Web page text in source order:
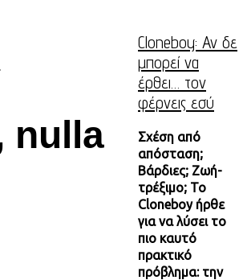
nulla
Cloneboy: Αν δε
μπορεί να
έρθει… τον
φέρνεις εσύ
Σχέση από
απόσταση;
Βάρδιες; Ζωή-
τρέξιμο; Το
Cloneboy ήρθε
για να λύσει το
πιο καυτό
πρακτικό
πρόβλημα: την